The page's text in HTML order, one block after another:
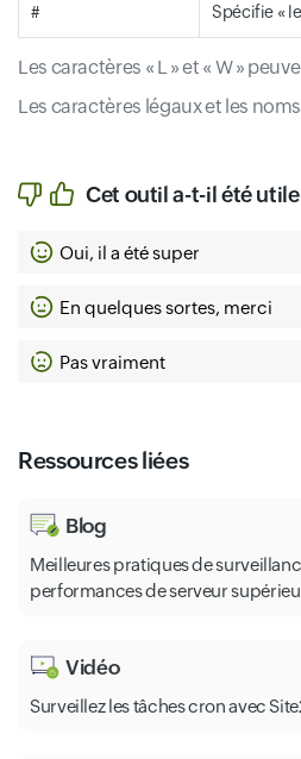
Les caractères « L » et « W »
Les caractères légaux et les
# Spécifie «
Cet outil a-t-il été utile
Oui, il a été super
En quelques sortes, merci
Pas vraiment
Ressources liées
Blog
Meilleures pratiques de
performances de serveur
Vidéo
Surveillez les tâches cron avec